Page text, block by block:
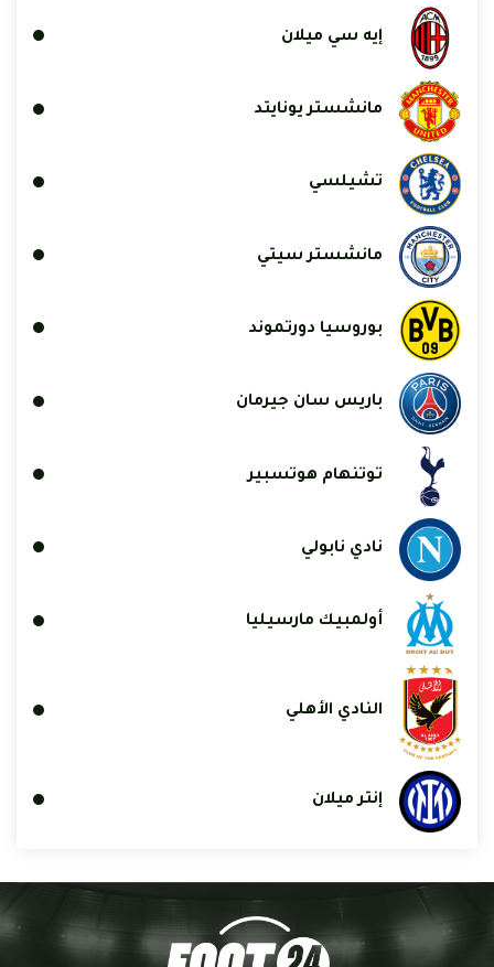
إيه سي ميلان
مانشستر يونايتد
تشيلسي
مانشستر سيتي
بوروسيا دورتموند
باريس سان جيرمان
توتنهام هوتسبير
نادي نابولي
أولمبيك مارسيليا
النادي الأهلي
إنتر ميلان